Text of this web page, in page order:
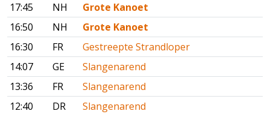
17:45
NH
Grote Kanoet
16:50
NH
Grote Kanoet
16:30
FR
Gestreepte Strandloper
14:07
GE
Slangenarend
13:36
FR
Slangenarend
12:40
DR
Slangenarend